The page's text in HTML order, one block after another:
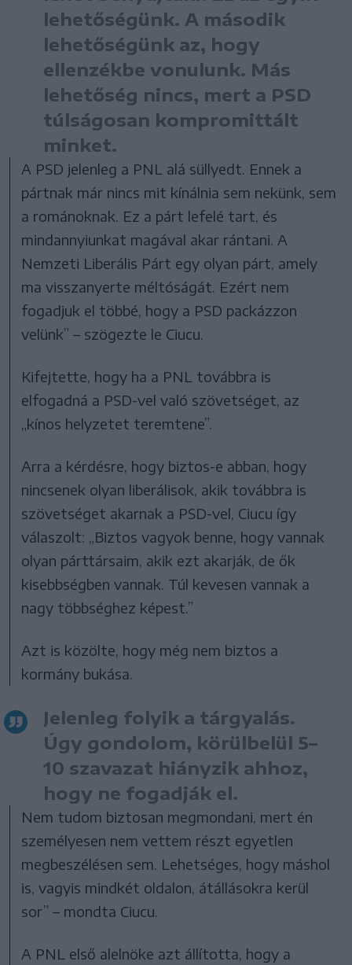
lehetőségünk. A második
lehetőségünk az, hogy
ellenzékbe vonulunk. Más
lehetőség nincs, mert a PSD
túlságosan kompromittált
minket.
A PSD jelenleg a PNL alá süllyedt. Ennek a
pártnak már nincs mit kínálnia sem nekünk, sem
a románoknak. Ez a párt lefelé tart, és
mindannyiunkat magával akar rántani. A
Nemzeti Liberális Párt egy olyan párt, amely
ma visszanyerte méltóságát. Ezért nem
fogadjuk el többé, hogy a PSD packázzon
velünk” – szögezte le Ciucu.
Kifejtette, hogy ha a PNL továbbra is
elfogadná a PSD-vel való szövetséget, az
„kínos helyzetet teremtene”.
Arra a kérdésre, hogy biztos-e abban, hogy
nincsenek olyan liberálisok, akik továbbra is
szövetséget akarnak a PSD-vel, Ciucu így
válaszolt: „Biztos vagyok benne, hogy vannak
olyan párttársaim, akik ezt akarják, de ők
kisebbségben vannak. Túl kevesen vannak a
nagy többséghez képest.”
Azt is közölte, hogy még nem biztos a
kormány bukása.
Jelenleg folyik a tárgyalás.
Úgy gondolom, körülbelül 5–
10 szavazat hiányzik ahhoz,
hogy ne fogadják el.
Nem tudom biztosan megmondani, mert én
személyesen nem vettem részt egyetlen
megbeszélésen sem. Lehetséges, hogy máshol
is, vagyis mindkét oldalon, átállásokra kerül
sor” – mondta Ciucu.
A PNL első alelnöke azt állította, hogy a